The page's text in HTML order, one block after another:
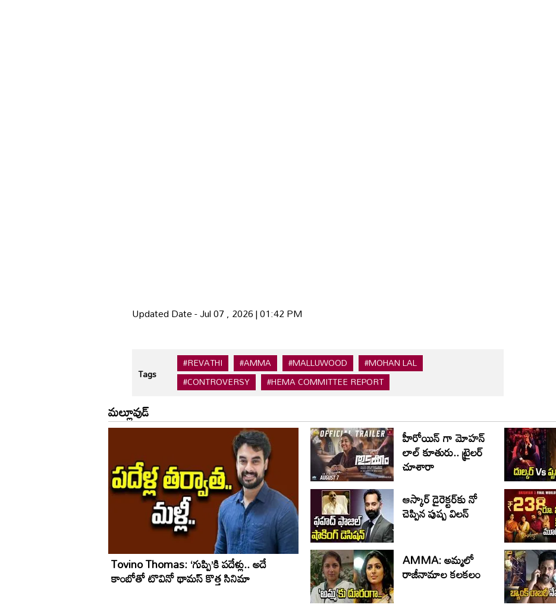
Updated Date - Jul 07 , 2026 | 01:42 PM
Tags
#REVATHI #AMMA #MALLUWOOD
#MOHAN LAL
#CONTROVERSY
#HEMA COMMITTEE REPORT
మల్లూవుడ్
Tovino Thomas: ‘గుప్పి’కి పదేళ్లు.. అదే
కాంబోతో టొవినో థామస్‌ కొత్త సినిమా
హీరోయిన్ గా మోహన్
లాల్ కూతురు.. ట్రైలర్
చూశారా
ఆస్కార్ డైరెక్టర్‌కు నో
చెప్పిన పుష్ప విలన్
AMMA: అమ్మలో
రాజీనామాల కలకలం